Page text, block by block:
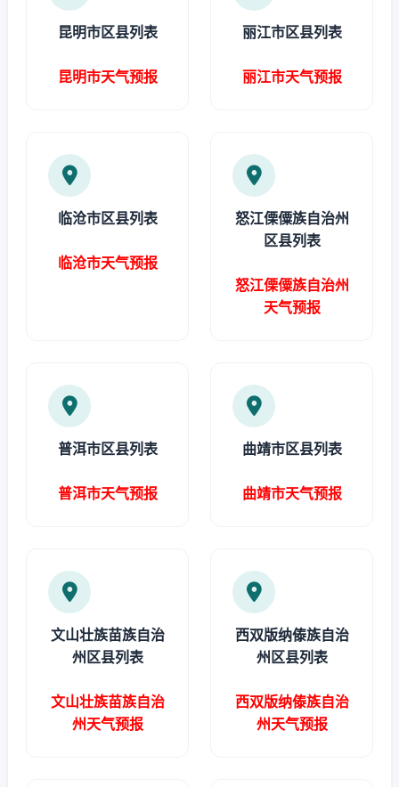
昆明市区县列表
昆明市天气预报
丽江市区县列表
丽江市天气预报
临沧市区县列表
临沧市天气预报
怒江傈僳族自治州
区县列表
怒江傈僳族自治州
天气预报
普洱市区县列表
普洱市天气预报
曲靖市区县列表
曲靖市天气预报
文山壮族苗族自治
州区县列表
文山壮族苗族自治
州天气预报
西双版纳傣族自治
州区县列表
西双版纳傣族自治
州天气预报